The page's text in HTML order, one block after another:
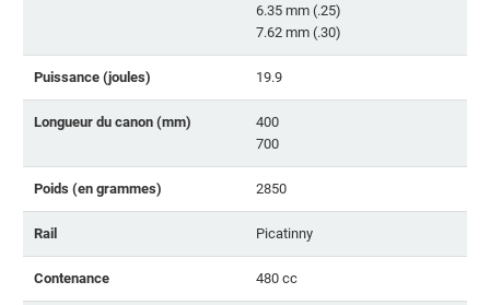
6.35 mm (.25)
7.62 mm (.30)
Puissance (joules) 19.9
Longueur du canon (mm)
400
700
Poids (en grammes) 2850
Rail Picatinny
Contenance 480 cc